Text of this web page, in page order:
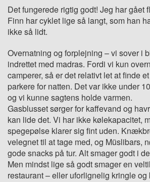
Det fungerede rigtig godt! Jeg har gået
Finn har cyklet lige så langt, som han
ikke så lidt.
Overnatning og forplejning – vi sover i
indrettet med madras. Fordi vi kun
camperer, så er det relativt let at finde
parkere for natten. Det var ikke under
og vi kunne sagtens holde varmen.
Gasblusset sørger for kaffevand og
kan lide det. Vi har ikke kølekapacitet,
spegepølse klarer sig fint uden.
velegnet til at tage med, og Müslibars,
gode snacks på tur. Alt smager godt i
Men mindst lige så godt smager en
restaurant – eller uforlignelig kringle og